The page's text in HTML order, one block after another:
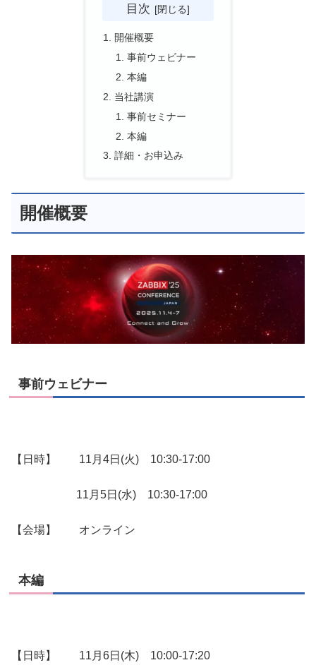
目次
開催概要
事前ウェビナー
本編
当社講演
事前セミナー
本編
詳細・お申込み
開催概要
事前ウェビナー
【日時】 11月4日(火) 10:30-17:00
11月5日(水) 10:30-17:00
【会場】 オンライン
本編
【日時】 11月6日(木) 10:00-17:20